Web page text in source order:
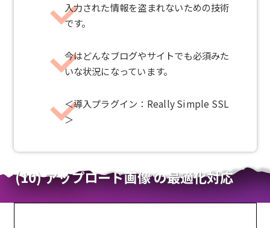
入力された情報を盗まれないための技術
です。
今はどんなブログやサイトでも必須みた
いな状況になっています。
＜導入プラグイン：Really Simple SSL
＞
(10) アップロード画像 の最適化対応